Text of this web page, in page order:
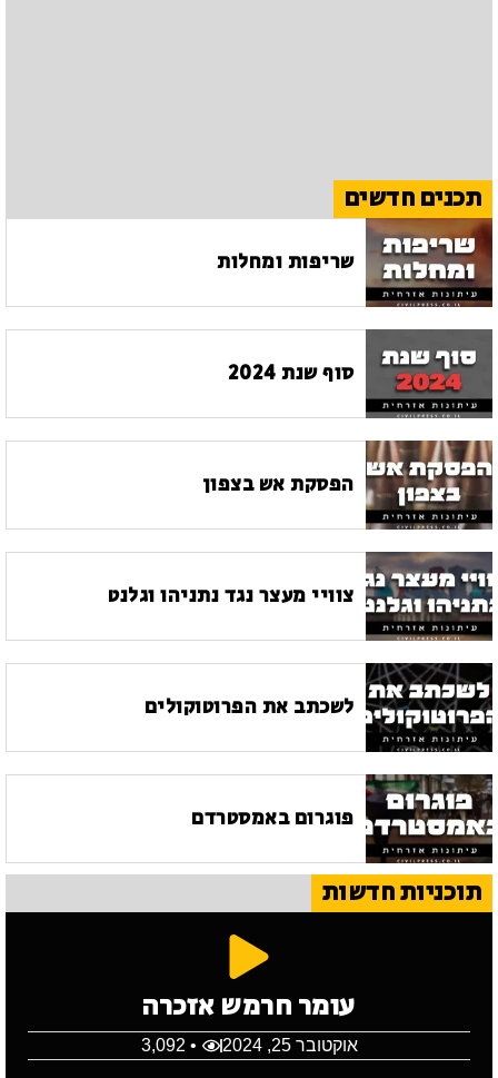
תכנים חדשים
שריפות ומחלות
סוף שנת 2024
הפסקת אש בצפון
צוויי מעצר נגד נתניהו וגלנט
לשכתב את הפרוטוקולים
פוגרום באמסטרדם
תוכניות חדשות
עומר חרמש אזכרה
אוקטובר 25, 2024 • 3,092